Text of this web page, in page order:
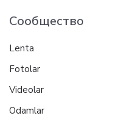
Сообщество
Lenta
Fotolar
Videolar
Odamlar